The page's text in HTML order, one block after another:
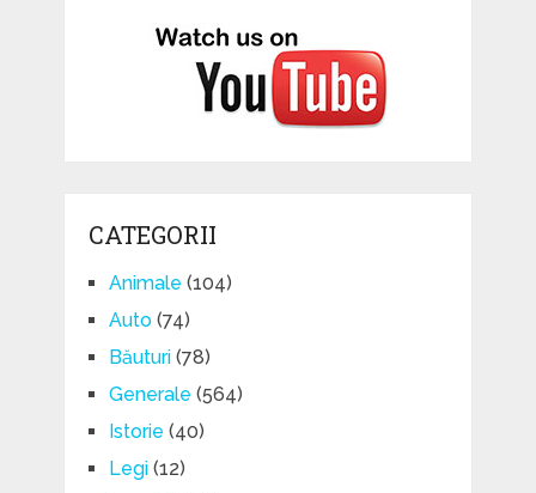
CATEGORII
Animale (104)
Auto(74)
Băuturi(78)
Generale (564)
Istorie (40)
Legi(12)